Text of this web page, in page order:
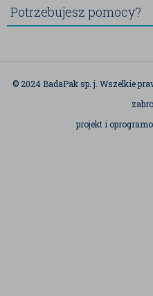
Potrzebujesz pomocy?
© 2024 BadaPak sp. j. Wszelkie
projekt i